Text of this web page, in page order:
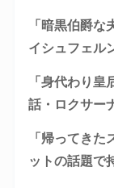
「暗黒伯爵
イシュフェル
「身代わり
話・ロクサー
「帰ってき
ットの話題で